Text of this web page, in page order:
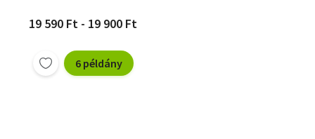
19 590 Ft - 19 900 Ft
6 példány